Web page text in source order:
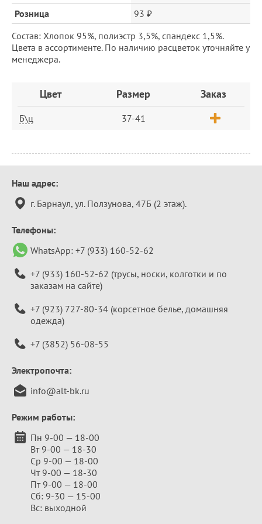
Розница
93 ₽
Состав: Хлопок 95%, полиэстр 3,5%, спандекс 1,5%.
Цвета в ассортименте. По наличию расцветок уточняйте у
менеджера.
ЗаказЦвет Размер Заказ
Б\ц 37-41
Контактная
информация
Наш адрес:
г. Барнаул, ул. Ползунова, 47Б (2 этаж).
Телефоны:
WhatsApp: +7 (933) 160-52-62
+7 (933) 160-52-62 (трусы, носки, колготки и по
заказам на сайте)
+7 (923) 727-80-34 (корсетное белье, домашняя
одежда)
+7 (3852) 56-08-55
Электропочта:
info@alt-bk.ru
Режим работы:
Пн 9-00 — 18-00
Вт 9-00 — 18-30
Ср 9-00 — 18-00
Чт 9-00 — 18-30
Пт 9-00 — 18-00
Сб: 9-30 — 15-00
Вс: выходной